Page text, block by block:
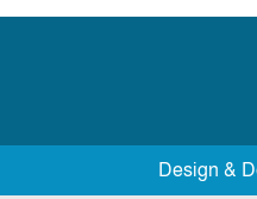
Design &